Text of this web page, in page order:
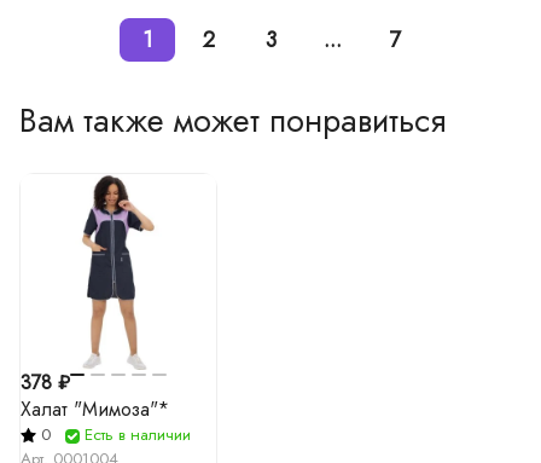
1 2 3 ... 7
Вам также может понравиться
378 ₽
Халат "Мимоза"*
0
Есть в наличии